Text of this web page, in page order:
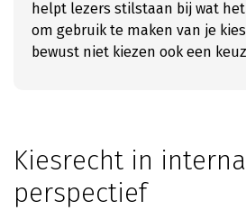
helpt lezers stilstaan bij wat
om gebruik te maken van je
bewust niet kiezen ook een
Kiesrecht in
perspectief